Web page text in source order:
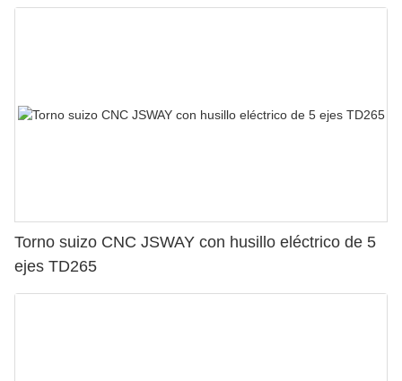
Torno suizo CNC JSWAY con husillo eléctrico de 5
ejes TD265